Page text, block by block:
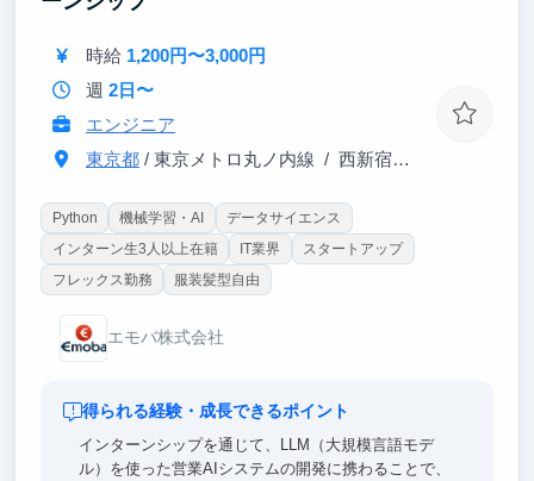
・新たな要件が次々と発生し、かつ設計から実装、検
をリアルタイムに実感できます。
時給 1,200円〜3,000円
週 2日〜
エンジニア
東京都/ 東京メトロ丸ノ内線 / 西新宿駅 徒歩6分
Python 機械学習・AI
データサイエンス
インターン生3人以上在籍
IT業界
スタートアップ
フレックス勤務
服装髪型自由
エモバ株式会社
得られる経験・成長できるポイント
インターンシップを通じて、LLM（大規模言語モデ
ル）を使った営業AIシステムの開発に携わることで、